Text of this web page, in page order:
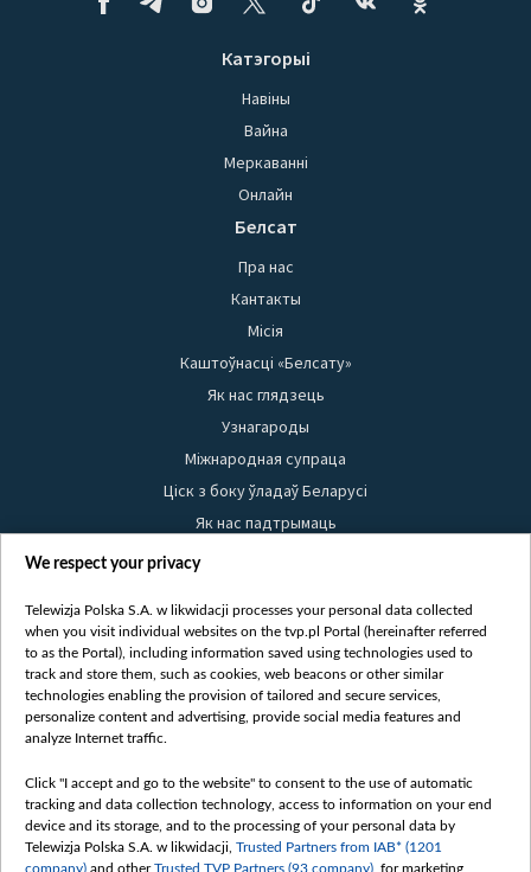
Катэгорыі
Навіны
Вайна
Меркаванні
Онлайн
Белсат
Пра нас
Кантакты
Місія
Каштоўнасці «Белсату»
Як нас глядзець
Узнагароды
Міжнародная супраца
Ціск з боку ўладаў Беларусі
Як нас падтрымаць
Правілы выкарыстання матэрыялаў
Бяспека
Youtube
Белсат news
Белсат Shorts
Жэстачайшы мульт
Belsat English
Biełsat PL
We respect your privacy
Telewizja Polska S.A. w likwidacji processes your personal data collected
when you visit individual websites on the tvp.pl Portal (hereinafter referred
to as the Portal), including information saved using technologies used to
track and store them, such as cookies, web beacons or other similar
technologies enabling the provision of tailored and secure services,
personalize content and advertising, provide social media features and
analyze Internet traffic.
Click "I accept and go to the website" to consent to the use of automatic
tracking and data collection technology, access to information on your end
device and its storage, and to the processing of your personal data by
Telewizja Polska S.A. w likwidacji, Trusted Partners from IAB* (1201
company) and otherTrusted TVP Partners (93 company) , for marketing